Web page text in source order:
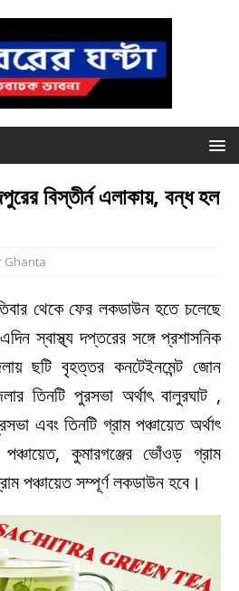
বিস্তীর্ন এলাকায়, বন্ধ হল
Ghanta
থেকে ফের লকডাউন হতে চলেছে
স্বাস্থ্য দপ্তরের সঙ্গে প্রশাসনিক
ছটি বৃহত্তর কনটেইনমেন্ট জোন
তিনটি পুরসভা অর্থাৎ বালুরঘাট ,
এবং তিনটি গ্রাম পঞ্চায়েত অর্থাৎ
পঞ্চায়েত, কুমারগঞ্জের ভোঁওড় গ্রাম
পঞ্চায়েত সম্পূর্ণ লকডাউন হবে।